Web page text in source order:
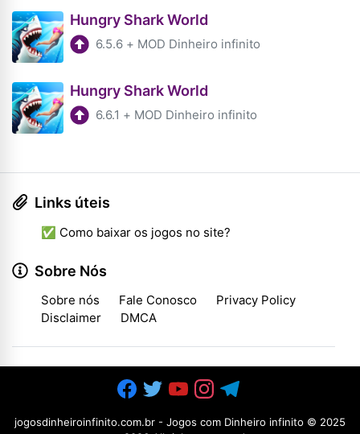
Hungry Shark World
6.5.6 + MOD Dinheiro infinito
Hungry Shark World
6.6.1 + MOD Dinheiro infinito
Links úteis
✅ Como baixar os jogos no site?
Sobre Nós
Sobre nós Fale Conosco
Privacy Policy
Disclaimer
DMCA
jogosdinheiroinfinito.com.br - Jogos com Dinheiro infinito © 2025